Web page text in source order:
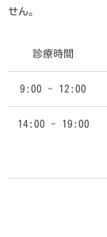
せん。
診療時間
9:00 - 12:00
14:00 - 19:00